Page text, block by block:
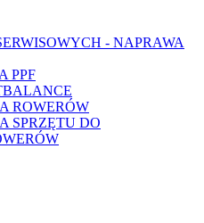
- NAPRAWA
PPF
ROWERÓW
SPRZĘTU DO